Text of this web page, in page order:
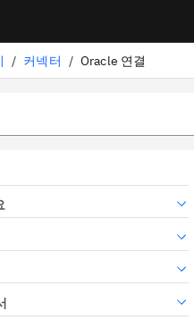
/ 커넥터 / Oracle 연결